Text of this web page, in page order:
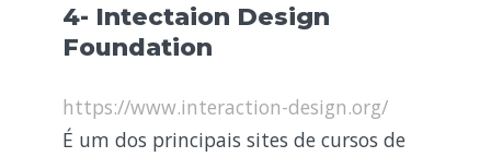
4- Intectaion Design
Foundation
https://www.interaction-design.org/
É um dos principais sites de cursos de